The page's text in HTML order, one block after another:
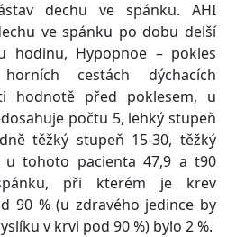
dechu ve spánku. AHI
ve spánku po dobu delší
hodinu, Hypopnoe – pokles
cestách dýchacích
hodnotě před poklesem, u
počtu 5, lehký stupeň
těžký stupeň 15-30, těžký
tohoto pacienta 47,9 a t90
při kterém je krev
90 % (u zdravého jedince by
v krvi pod 90 %) bylo 2 %.